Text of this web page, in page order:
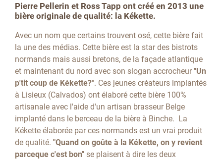
Pierre Pellerin et Ross Tapp ont créé en 2013 une
bière originale de qualité: la Kékette.
Avec un nom que certains trouvent osé, cette bière fait
la une des médias. Cette bière est la star des bistrots
normands mais aussi bretons, de la façade atlantique
et maintenant du nord avec son slogan accrocheur"Un
p'tit coup de Kékette?". Ces jeunes créateurs implantés
à Lisieux (Calvados) ont élaboré cette bière 100%
artisanale avec l'aide d'un artisan brasseur Belge
implanté dans le berceau de la bière à Binche. La
Kékette élaborée par ces normands est un vrai produit
de qualité. "Quand on goûte à la Kékette, on y revient
parceque c'est bon" se plaisent à dire les deux